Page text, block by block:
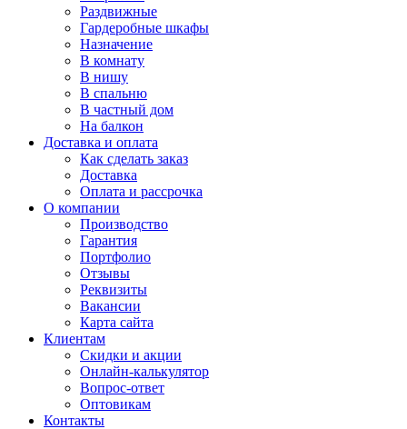
Раздвижные
Гардеробные шкафы
Назначение
В комнату
В нишу
В спальню
В частный дом
На балкон
Доставка и оплата
Как сделать заказ
Доставка
Оплата и рассрочка
О компании
Производство
Гарантия
Портфолио
Отзывы
Реквизиты
Вакансии
Карта сайта
Клиентам
Скидки и акции
Онлайн-калькулятор
Вопрос-ответ
Оптовикам
Контакты